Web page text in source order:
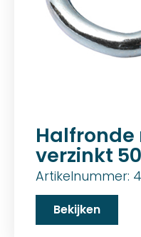
verzinkt
Artikelnummer:
Bekijken